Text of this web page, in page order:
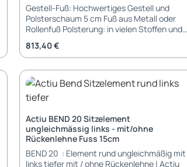
Gestell-Fuß: Hochwertiges Gestell und
Polsterschaum 5 cm Fuß aus Metall oder
Rollenfuß Polsterung: in vielen Stoffen und
Kunstleder - Kollektion Actiu Sitzfläche und
Rücken können unterschiedliche Farben
haben Abmessung: Breite: 117,1 cm Tiefe:
64,3 cm Höhe: 43 cm (ohne Rückenlehne) /
68 cm (mit Rückenlehne) Sitzhöhe: 43 cm
Lieferung und Montage: Sitzelement wird
demontiert geliefert - einfache Montage
Füße und Rückenlehne müssen mit Sitz
verbunden werden
Regulärer Preis:
813,40 €
Actiu BEND 20 Sitzelement
ungleichmässig links - mit/ohne
Rückenlehne Fuss 15cm
BEND 20 : Element rund ungleichmäßig mit
links tiefer mit / ohne Rückenlehne | Actiu